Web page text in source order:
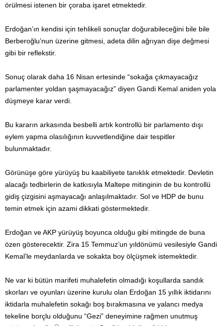
örülmesi istenen bir çoraba işaret etmektedir.
Erdoğan’ın kendisi için tehlikeli sonuçlar doğurabileceğini bile bile
Berberoğlu’nun üzerine gitmesi, adeta dilin ağrıyan dişe değmesi
gibi bir reflekstir.
Sonuç olarak daha 16 Nisan ertesinde “sokağa çıkmayacağız
parlamenter yoldan şaşmayacağız” diyen Gandi Kemal aniden yola
düşmeye karar verdi.
Bu kararın arkasında besbelli artık kontrollü bir parlamento dışı
eylem yapma olasılığının kuvvetlendiğine dair tespitler
bulunmaktadır.
Görünüşe göre yürüyüş bu kaabiliyete tanıklık etmektedir. Devletin
alacağı tedbirlerin de katkısıyla Maltepe mitinginin de bu kontrollü
gidiş çizgisini aşmayacağı anlaşılmaktadır. Sol ve HDP de bunu
temin etmek için azami dikkati göstermektedir.
Erdoğan ve AKP yürüyüş boyunca olduğu gibi mitingde de buna
özen gösterecektir. Zira 15 Temmuz’un yıldönümü vesilesiyle Gandi
Kemal’le meydanlarda ve sokakta boy ölçüşmek istemektedir.
Ne var ki bütün marifeti muhalefetin olmadığı koşullarda sandık
skorları ve oyunları üzerine kurulu olan Erdoğan 15 yıllık iktidarını
iktidarla muhalefetin sokağı boş bırakmasına ve yalancı medya
tekeline borçlu olduğunu “Gezi” deneyimine rağmen unutmuş